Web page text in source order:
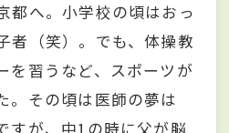
都へ。小学校の頃はおっ
者（笑）。でも、体操教
を習うなど、スポーツが
。その頃は医師の夢は
すが、中1の時に父が脳